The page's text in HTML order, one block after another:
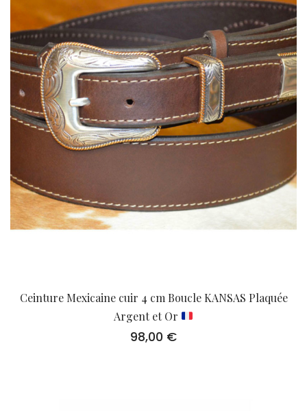
Ceinture Mexicaine cuir 4 cm Boucle KANSAS Plaquée
Argent et Or
98,00 €